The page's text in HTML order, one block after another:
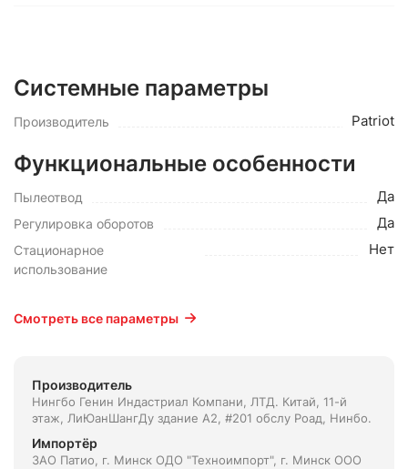
Системные параметры
Производитель Patriot
Функциональные особенности
Пылеотвод Да
Регулировка оборотов Да
Стационарное
использование
Нет
Смотреть все параметры
Производитель
Нингбо Генин Индастриал Компани, ЛТД. Китай, 11-й
этаж, ЛиЮанШангДу здание А2, #201 обслу Роад, Нинбо.
Импортёр
ЗАО Патио, г. Минск ОДО "Техноимпорт", г. Минск ООО